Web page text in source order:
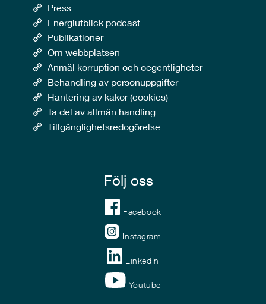
Press
Energiutblick podcast
Publikationer
Om webbplatsen
Anmäl korruption och oegentligheter
Behandling av personuppgifter
Hantering av kakor (cookies)
Ta del av allmän handling
Tillgänglighetsredogörelse
Följ oss
Facebook
Instagram
LinkedIn
Youtube